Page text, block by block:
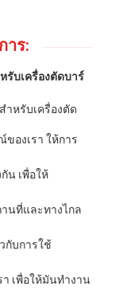
าร:
รับเครื่องตัดบาร์
าหรับเครื่องตัด
องเรา ให้การ
น เพื่อให้
นที่และทางไกล
กับการใช้
า เพื่อให้มันทํางาน